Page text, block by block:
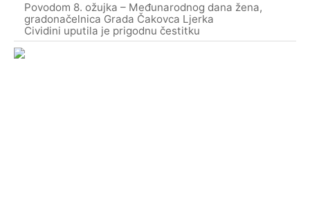
Povodom 8. ožujka – Međunarodnog dana žena,
gradonačelnica Grada Čakovca Ljerka
Cividini uputila je prigodnu čestitku